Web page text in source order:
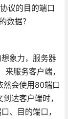
议的目的端口
数据？
象力，服务器
服务客户端，
然会使用80端口
达客户端时，
、目的端口，